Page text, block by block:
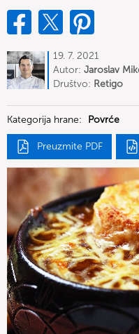
19. 7. 2021
Autor: Jaroslav
Društvo: Retigo
Kategorija hrane: Povrće
Preuzmite PDF